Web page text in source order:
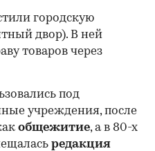
городскую
двор). В ней
товаров через
под
учреждения, после
общежитие, а в 80-х
редакция